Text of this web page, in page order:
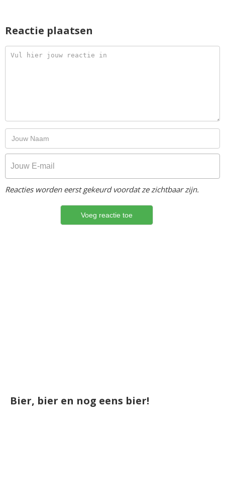
Reactie plaatsen
Reacties worden eerst gekeurd voordat ze zichtbaar zijn.
Bier, bier en nog eens bier!